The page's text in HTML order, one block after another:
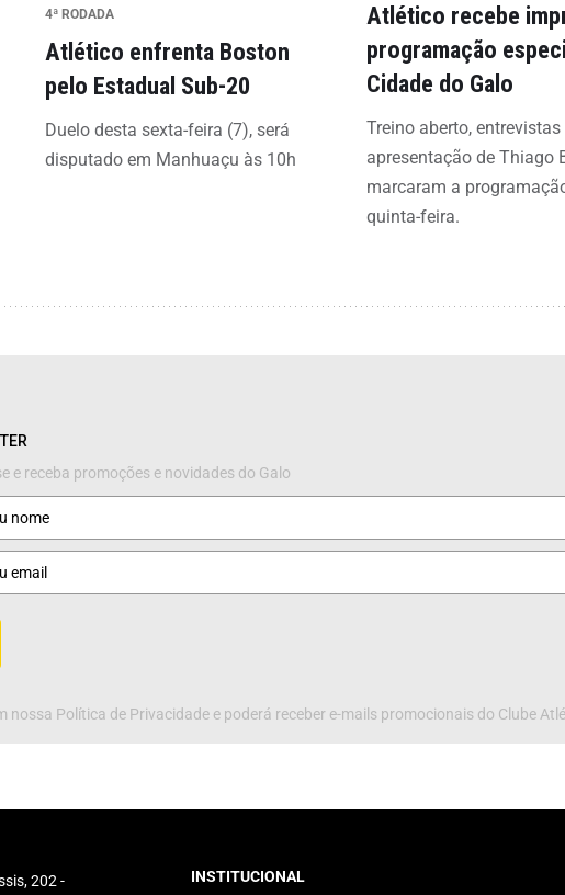
4ª RODADA
Atlético enfrenta Boston
pelo Estadual Sub-20
Duelo desta sexta-feira (7), será
disputado em Manhuaçu às 10h
Atlético recebe
programação
Cidade do Galo
Treino aberto,
apresentação de Thiago
marcaram a
quinta-feira.
e receba promoções e novidades do Galo
nossa Política de Privacidade e poderá receber e-mails promocionais do Clube
202 -
INSTITUCIONAL